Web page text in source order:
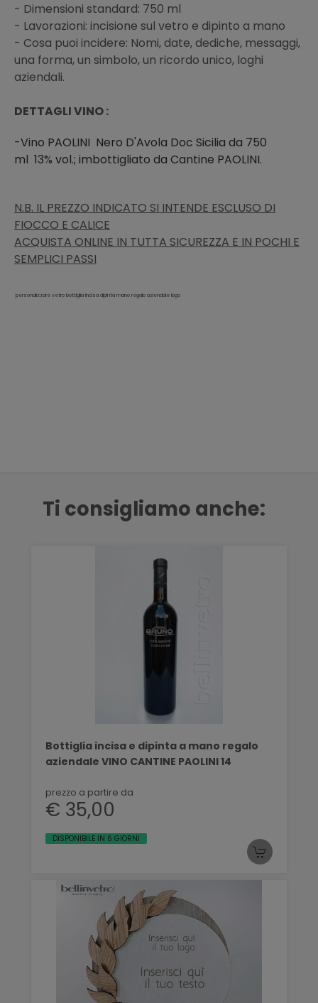
- Dimensioni standard: 750 ml
- Lavorazioni: incisione sul vetro e dipinto a mano
- Cosa puoi incidere: Nomi, date, dediche, messaggi,
una forma, un simbolo, un ricordo unico, loghi
aziendali.
DETTAGLI VINO :
-Vino PAOLINI Nero D'Avola Doc Sicilia da 750
ml 13% vol.; imbottigliato da Cantine PAOLINI.
N.B. IL PREZZO INDICATO SI INTENDE ESCLUSO DI
FIOCCO E CALICE
ACQUISTA ONLINE IN TUTTA SICUREZZA E IN POCHI E
SEMPLICI PASSI
personalizzare vetro bottiglia incisa dipinta mano regalo aziendale logo
Ti consigliamo anche:
Bottiglia incisa e dipinta a mano regalo
aziendale VINO CANTINE PAOLINI 14
prezzo a partire da
€ 35,00
DISPONIBILE IN 6 GIORNI